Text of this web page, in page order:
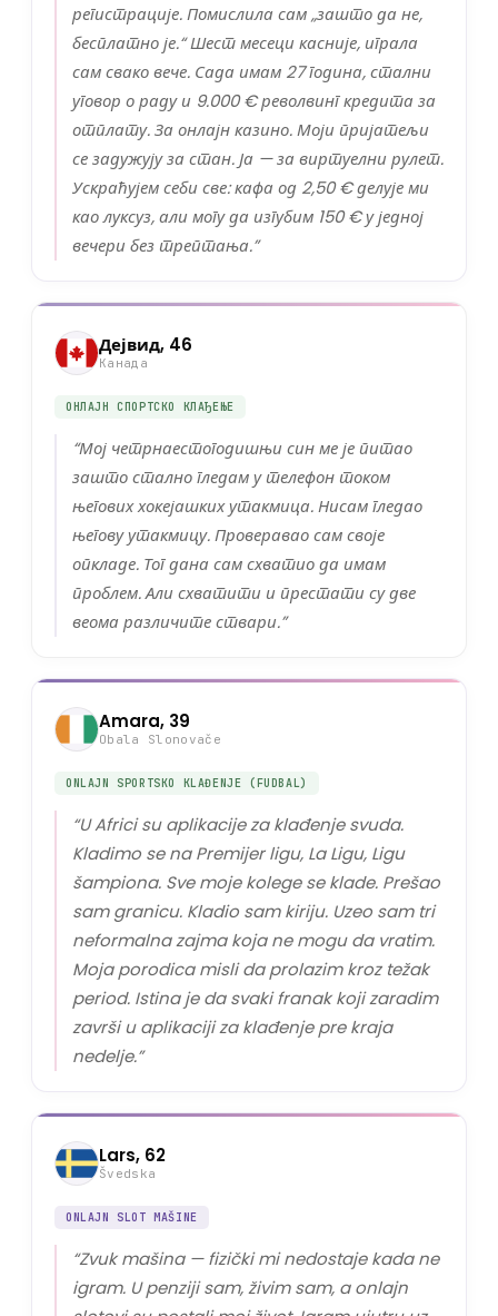
регистрације. Помислила сам „зашто да не,
бесплатно је.“ Шест месеци касније, играла
сам свако вече. Сада имам 27 година, стални
уговор о раду и 9.000 € револвинг кредита за
отплату. За онлајн казино. Моји пријатељи
се задужују за стан. Ја — за виртуелни рулет.
Ускраћујем себи све: кафа од 2,50 € делује ми
као луксуз, али могу да изгубим 150 € у једној
вечери без трептања.”
Дејвид, 46
Канада
ОНЛАЈН СПОРТСКО КЛАЂЕЊЕ
“Мој четрнаестогодишњи син ме је питао
зашто стално гледам у телефон током
његових хокејашких утакмица. Нисам гледао
његову утакмицу. Проверавао сам своје
опкладе. Тог дана сам схватио да имам
проблем. Али схватити и престати су две
веома различите ствари.”
Amara, 39
Obala Slonovače
ONLAJN SPORTSKO KLAĐENJE (FUDBAL)
“U Africi su aplikacije za klađenje svuda.
Kladimo se na Premijer ligu, La Ligu, Ligu
šampiona. Sve moje kolege se klade. Prešao
sam granicu. Kladio sam kiriju. Uzeo sam tri
neformalna zajma koja ne mogu da vratim.
Moja porodica misli da prolazim kroz težak
period. Istina je da svaki franak koji zaradim
završi u aplikaciji za klađenje pre kraja
nedelje.”
Lars, 62
Švedska
ONLAJN SLOT MAŠINE
“Zvuk mašina — fizički mi nedostaje kada ne
igram. U penziji sam, živim sam, a onlajn